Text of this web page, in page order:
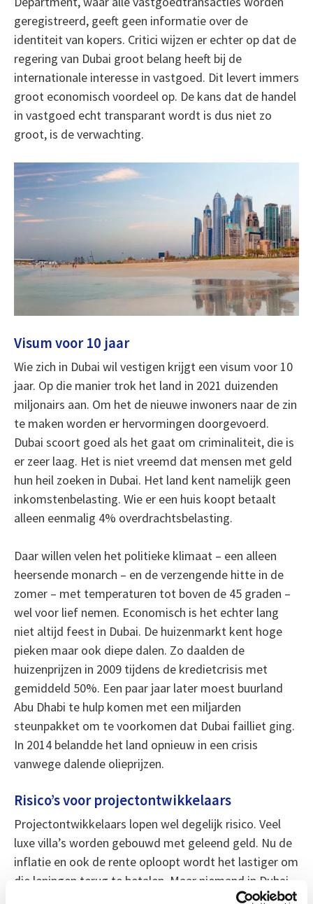
geregistreerd, geeft geen informatie over de
identiteit van kopers. Critici wijzen er echter op dat de
regering van Dubai groot belang heeft bij de
internationale interesse in vastgoed. Dit levert immers
groot economisch voordeel op. De kans dat de handel
in vastgoed echt transparant wordt is dus niet zo
groot, is de verwachting.
Visum voor 10 jaar
Wie zich in Dubai wil vestigen krijgt een visum voor 10
jaar. Op die manier trok het land in 2021 duizenden
miljonairs aan. Om het de nieuwe inwoners naar de zin
te maken worden er hervormingen doorgevoerd.
Dubai scoort goed als het gaat om criminaliteit, die is
er zeer laag. Het is niet vreemd dat mensen met geld
hun heil zoeken in Dubai. Het land kent namelijk geen
inkomstenbelasting. Wie er een huis koopt betaalt
alleen eenmalig 4% overdrachtsbelasting.
Daar willen velen het politieke klimaat – een alleen
heersende monarch – en de verzengende hitte in de
zomer – met temperaturen tot boven de 45 graden –
wel voor lief nemen. Economisch is het echter lang
niet altijd feest in Dubai. De huizenmarkt kent hoge
pieken maar ook diepe dalen. Zo daalden de
huizenprijzen in 2009 tijdens de kredietcrisis met
gemiddeld 50%. Een paar jaar later moest buurland
Abu Dhabi te hulp komen met een miljarden
steunpakket om te voorkomen dat Dubai failliet ging.
In 2014 belandde het land opnieuw in een crisis
vanwege dalende olieprijzen.
Risico’s voor projectontwikkelaars
Projectontwikkelaars lopen wel degelijk risico. Veel
luxe villa’s worden gebouwd met geleend geld. Nu de
inflatie en ook de rente oploopt wordt het lastiger om
die leningen terug te betalen. Maar niemand in Dubai
lijkt zich daar echt zorgen om te maken. Ondanks